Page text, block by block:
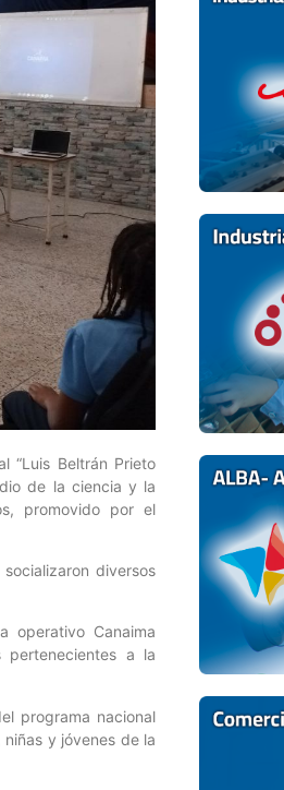
“Luis Beltrán Prieto
de la ciencia y la
promovido por el
diversos
operativo Canaima
pertenecientes a la
programa nacional
y jóvenes de la